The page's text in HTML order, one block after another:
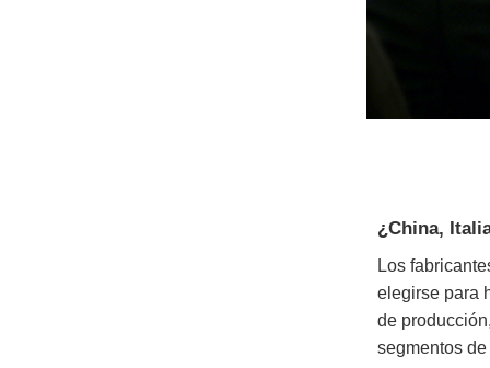
¿China,
Los
elegirse para
de
segmentos